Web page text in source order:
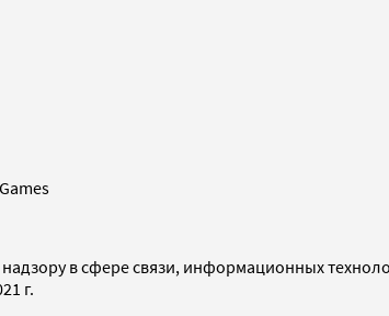
в сфере связи, информационных
г.